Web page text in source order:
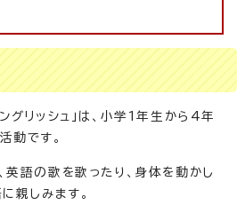
グリッシュ」は、小学1年生から4年
動です。
語の歌を歌ったり、身体を動かし
親しみます。